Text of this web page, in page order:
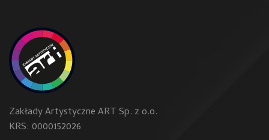
Zakłady Artystyczne ART Sp. z o.o.
KRS: 0000152026